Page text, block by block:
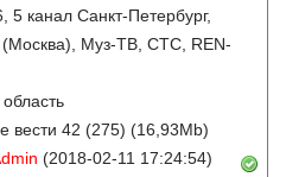
канал Санкт-Петербург,
(Москва), Муз-ТВ, СТС, REN-
вести 42 (275) (16,93Mb)
(2018-02-11 17:24:54)